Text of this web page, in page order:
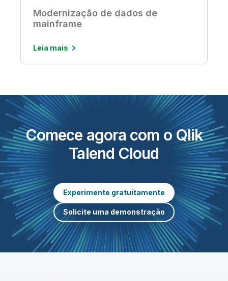
Modernização de dados de
mainframe
Leia mais
Comece agora com o Qlik
Talend Cloud
Experimente gratuitamente
Solicite uma demonstração